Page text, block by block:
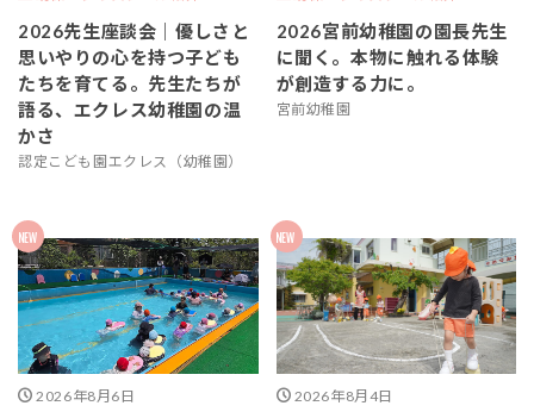
2026先生座談会｜優しさと
思いやりの心を持つ子ども
たちを育てる。先生たちが
語る、エクレス幼稚園の温
かさ
認定こども園エクレス（幼稚園）
2026宮前幼稚園の園長先生
に聞く。本物に触れる体験
が創造する力に。
宮前幼稚園
2026年8月6日
2026年8月4日